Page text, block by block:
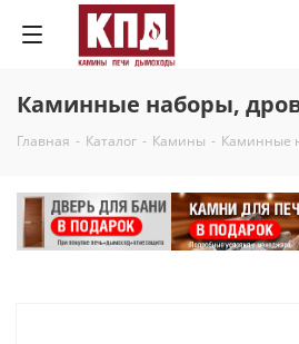
Каминные наборы,
Главная - Каталог - Камины - Каминные